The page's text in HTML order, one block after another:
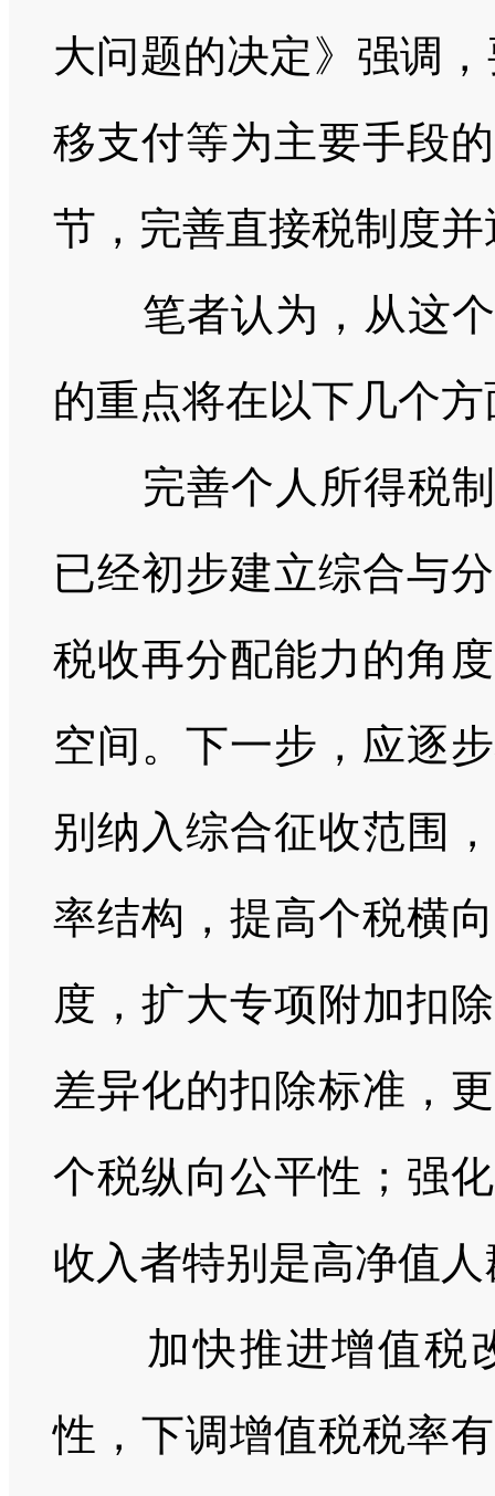
大问题的决定》强调
移支付等为主要手段
节，完善直接税制度
笔者认为，从这
的重点将在以下几个
完善个人所得税
已经初步建立综合与
税收再分配能力的角
空间。下一步，应逐
别纳入综合征收范围
率结构，提高个税横
度，扩大专项附加扣
差异化的扣除标准，
个税纵向公平性；强
收入者特别是高净值
加快推进增值税
性，下调增值税税率